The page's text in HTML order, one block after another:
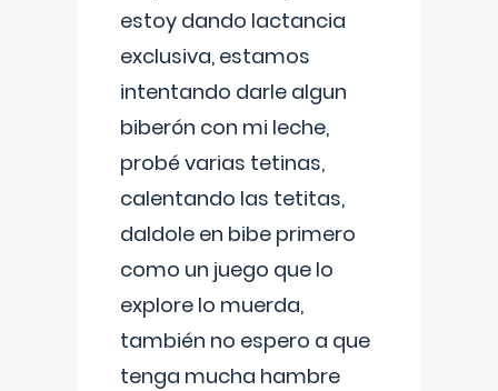
estoy dando lactancia
exclusiva, estamos
intentando darle algun
biberón con mi leche,
probé varias tetinas,
calentando las tetitas,
daldole en bibe primero
como un juego que lo
explore lo muerda,
también no espero a que
tenga mucha hambre